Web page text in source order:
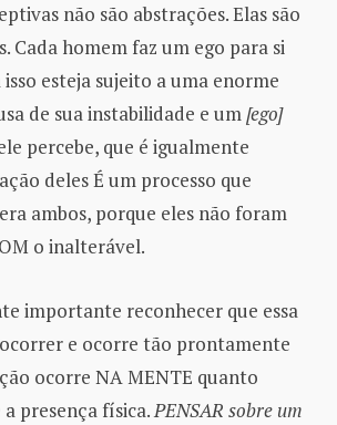
não são abstrações. Elas são
Cada homem faz um ego para si
esteja sujeito a uma enorme
de sua instabilidade e um[ego]
percebe, que é igualmente
deles É um processo que
ambos, porque eles não foram
o inalterável.
importante reconhecer que essa
e ocorre tão prontamente
ocorre NA MENTE quanto
presença física.PENSAR sobre um